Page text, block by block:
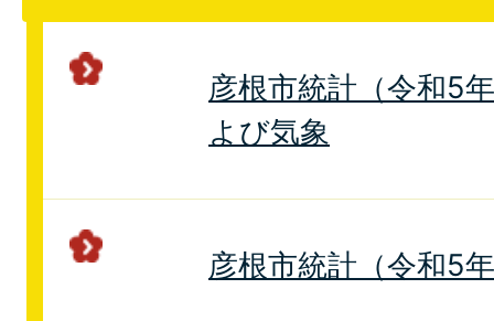
彦根市統計（令和5
よび気象
彦根市統計（令和5